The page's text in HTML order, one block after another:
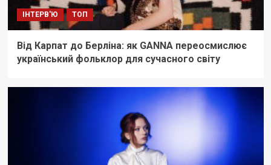
ІНТЕРВ'Ю ТОП
Від Карпат до Берліна: як GANNA переосмислює
український фольклор для сучасного світу